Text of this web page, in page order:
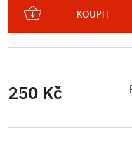
KOUPIT
250 Kč